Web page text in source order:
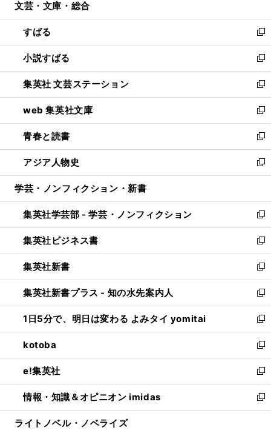
開
く
ウ
で
開
く
ン
ド
ウ
で
開
く
文芸・文庫・総合
すばる
新
し
い
ウ
ィ
ン
ド
ウ
で
開
く
小説すばる
新
し
い
ウ
ィ
ン
ド
ウ
で
開
集英社 文芸ステーション
新
し
い
ウ
ィ
ン
ド
ウ
開
く
web 集英社文庫
新
し
い
ウ
ィ
ン
ウ
で
開
く
青春と読書
新
し
い
ウ
ン
ド
ウ
で
開
く
アジア人物史
新
し
ウ
ィ
ン
ド
ウ
で
開
く
学芸・ノンフィクション・新書
集英社学芸部 - 学芸・ノンフィクション
新
し
い
ウ
ィ
ン
ド
ウ
で
開
く
集英社ビジネス書
新
し
い
ウ
ィ
ン
ド
ウ
で
開
く
集英社新書
新
し
い
ウ
ィ
ン
ド
ウ
で
開
く
集英社新書プラス - 知の水先案内人
新
し
い
ウ
ィ
ン
ド
ウ
で
開
1日5分で、明日は変わる よみタイ yomitai
新
し
い
ウ
ィ
ン
ド
ウ
kotoba
新
し
い
ウ
ィ
ン
e!集英社
新
し
い
ウ
情報・知識＆オピニオン imidas
新
し
ライトノベル・ノベライズ